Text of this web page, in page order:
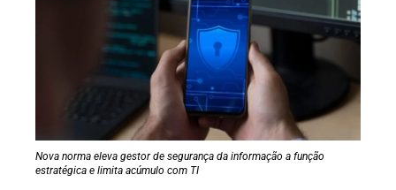
Nova norma eleva gestor de segurança da informação a função
estratégica e limita acúmulo com TI